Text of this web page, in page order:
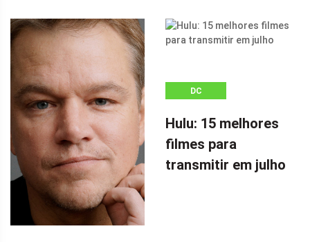
DC
Hulu: 15 melhores
filmes para
transmitir em julho